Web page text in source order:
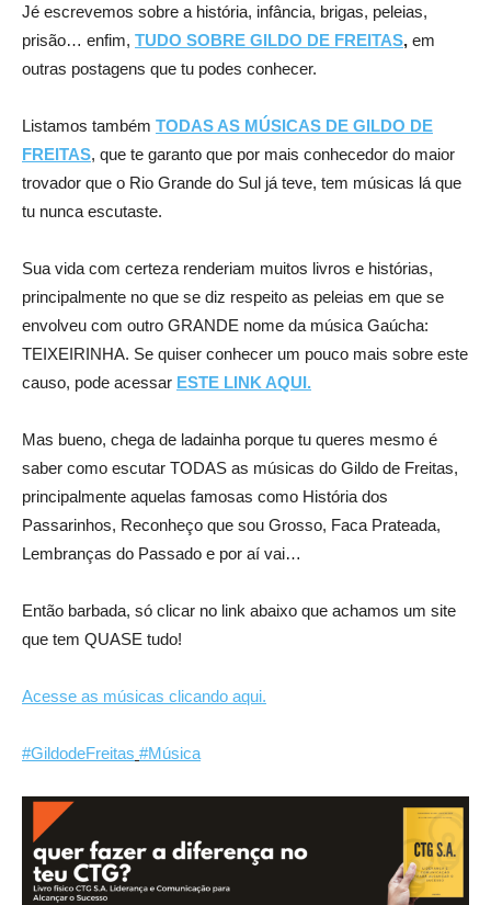
Jé escrevemos sobre a história, infância, brigas, peleias,
prisão… enfim, TUDO SOBRE GILDO DE FREITAS, em
outras postagens que tu podes conhecer.
Listamos também TODAS AS MÚSICAS DE GILDO DE
FREITAS, que te garanto que por mais conhecedor do maior
trovador que o Rio Grande do Sul já teve, tem músicas lá que
tu nunca escutaste.
Sua vida com certeza renderiam muitos livros e histórias,
principalmente no que se diz respeito as peleias em que se
envolveu com outro GRANDE nome da música Gaúcha:
TEIXEIRINHA. Se quiser conhecer um pouco mais sobre este
causo, pode acessar ESTE LINK AQUI.
Mas bueno, chega de ladainha porque tu queres mesmo é
saber como escutar TODAS as músicas do Gildo de Freitas,
principalmente aquelas famosas como História dos
Passarinhos, Reconheço que sou Grosso, Faca Prateada,
Lembranças do Passado e por aí vai…
Então barbada, só clicar no link abaixo que achamos um site
que tem QUASE tudo!
Acesse as músicas clicando aqui.
#GildodeFreitas #Música